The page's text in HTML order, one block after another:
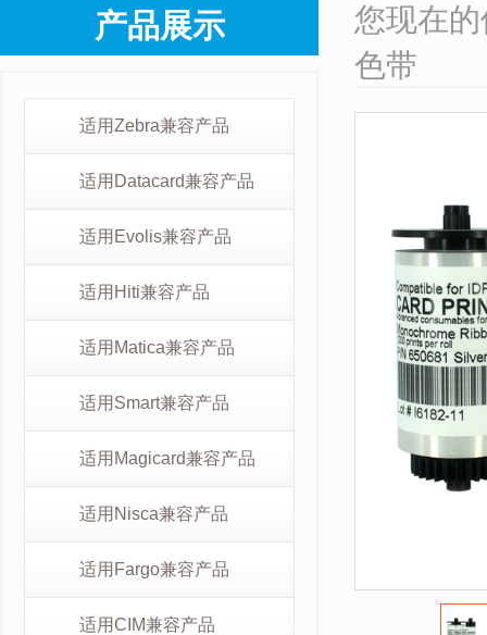
产品展示
适用Zebra兼容产品
适用Datacard兼容产品
适用Evolis兼容产品
适用Hiti兼容产品
适用Matica兼容产品
适用Smart兼容产品
适用Magicard兼容产品
适用Nisca兼容产品
适用Fargo兼容产品
适用CIM兼容产品
您现在
色带